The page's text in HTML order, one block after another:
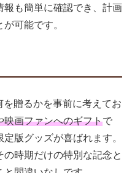
報も簡単に確認でき、計画
可能です。
贈るかを事前に考えてお
映画ファンへのギフトで
版グッズが喜ばれます。
の時期だけの特別な記念と